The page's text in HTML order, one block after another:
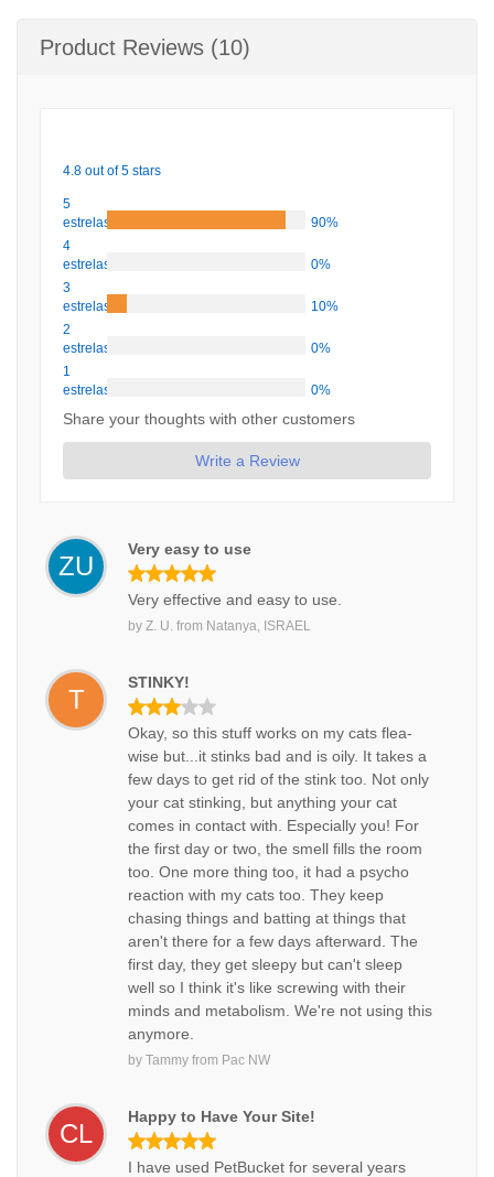
Product Reviews (10)
4.8 out of 5 stars
5
estrelas
90%
4
estrelas
0%
3
estrelas
10%
2
estrelas
0%
1
estrelas
0%
Share your thoughts with other customers
Write a Review
ZU
Very easy to use
Very effective and easy to use.
by Z. U. from Natanya, ISRAEL
T
STINKY!
Okay, so this stuff works on my cats flea-
wise but...it stinks bad and is oily. It takes a
few days to get rid of the stink too. Not only
your cat stinking, but anything your cat
comes in contact with. Especially you! For
the first day or two, the smell fills the room
too. One more thing too, it had a psycho
reaction with my cats too. They keep
chasing things and batting at things that
aren't there for a few days afterward. The
first day, they get sleepy but can't sleep
well so I think it's like screwing with their
minds and metabolism. We're not using this
anymore.
by Tammy from Pac NW
CL
Happy to Have Your Site!
I have used PetBucket for several years